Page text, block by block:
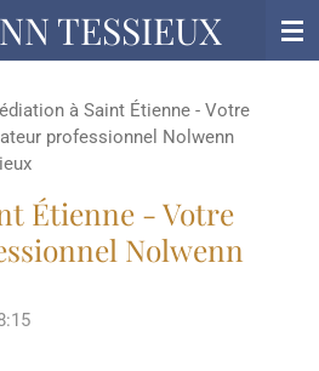
TESSIEUX
à Saint Étienne - Votre
professionnel Nolwenn
Étienne - Votre
Nolwenn